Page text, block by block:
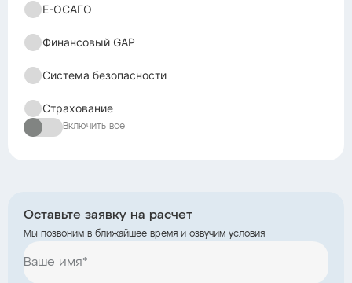
Е-ОСАГО
Финансовый GAP
Система безопасности
Страхование
Включить все
Оставьте заявку на расчет
Мы позвоним в ближайшее время и озвучим условия